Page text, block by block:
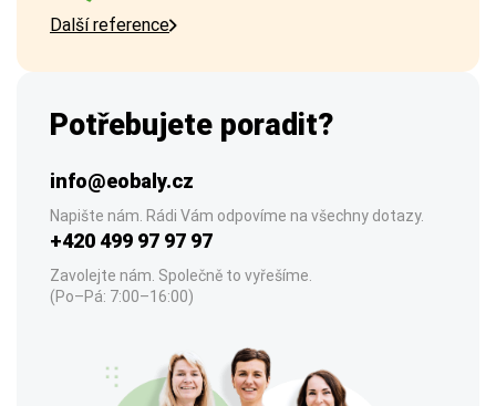
Další reference
Potřebujete poradit?
info@eobaly.cz
Napište nám. Rádi Vám odpovíme na všechny dotazy.
+420 499 97 97 97
Zavolejte nám. Společně to vyřešíme.
(Po–Pá: 7:00–16:00)